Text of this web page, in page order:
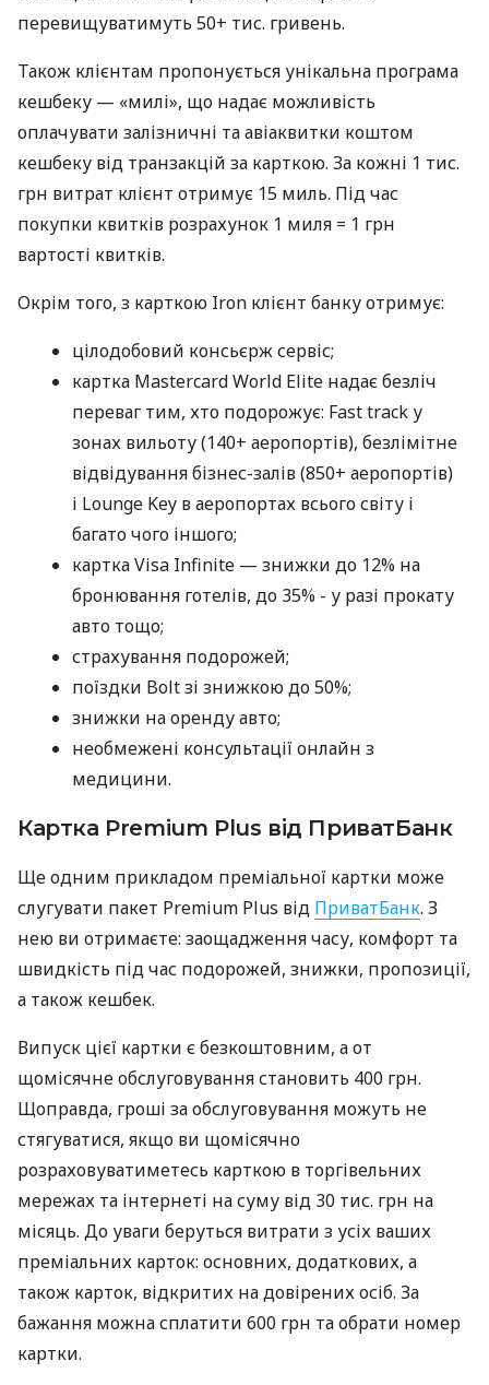
перевищуватимуть 50+ тис. гривень.
Також клієнтам пропонується унікальна програма
кешбеку — «милі», що надає можливість
оплачувати залізничні та авіаквитки коштом
кешбеку від транзакцій за карткою. За кожні 1 тис.
грн витрат клієнт отримує 15 миль. Під час
покупки квитків розрахунок 1 миля = 1 грн
вартості квитків.
Окрім того, з карткою Iron клієнт банку отримує:
цілодобовий консьєрж сервіс;
картка Mastercard World Elite надає безліч
переваг тим, хто подорожує: Fast track у
зонах вильоту (140+ аеропортів), безлімітне
відвідування бізнес-залів (850+ аеропортів)
і Lounge Key в аеропортах всього світу і
багато чого іншого;
картка Visa Infinite — знижки до 12% на
бронювання готелів, до 35% - у разі прокату
авто тощо;
страхування подорожей;
поїздки Bolt зі знижкою до 50%;
знижки на оренду авто;
необмежені консультації онлайн з
медицини.
Картка Premium Plus від ПриватБанк
Ще одним прикладом преміальної картки може
слугувати пакет Premium Plus від ПриватБанк. З
нею ви отримаєте: заощадження часу, комфорт та
швидкість під час подорожей, знижки, пропозиції,
а також кешбек.
Випуск цієї картки є безкоштовним, а от
щомісячне обслуговування становить 400 грн.
Щоправда, гроші за обслуговування можуть не
стягуватися, якщо ви щомісячно
розраховуватиметесь карткою в торгівельних
мережах та інтернеті на суму від 30 тис. грн на
місяць. До уваги беруться витрати з усіх ваших
преміальних карток: основних, додаткових, а
також карток, відкритих на довірених осіб. За
бажання можна сплатити 600 грн та обрати номер
картки.